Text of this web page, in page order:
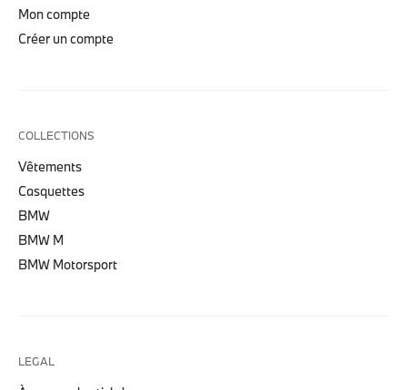
Mon compte
Créer un compte
COLLECTIONS
Vêtements
Casquettes
BMW
BMW M
BMW Motorsport
LEGAL